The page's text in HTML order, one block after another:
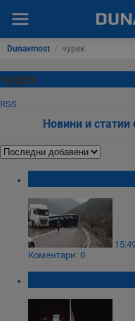
Dunavmost / чурек
чурек
RSS
Новини и статии
Коментари: 0